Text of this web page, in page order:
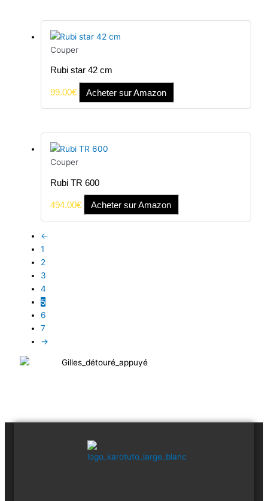
Couper
Rubi star 42 cm
99.00€ Acheter sur Amazon
Couper
Rubi TR 600
494.00€ Acheter sur Amazon
←
1
2
3
4
5
6
7
→